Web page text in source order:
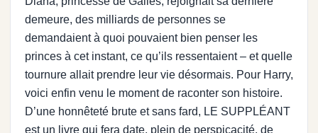
demeure, des milliards de personnes se
demandaient à quoi pouvaient bien penser les
princes à cet instant, ce qu’ils ressentaient – et quelle
tournure allait prendre leur vie désormais. Pour Harry,
voici enfin venu le moment de raconter son histoire.
D’une honnêteté brute et sans fard, LE SUPPLÉANT
est un livre qui fera date, plein de perspicacité, de